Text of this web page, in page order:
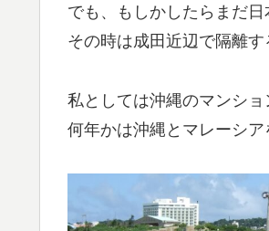
でも、もしかしたらまだ
その時は成田近辺で隔離す
私としては沖縄のマンショ
何年かは沖縄とマレーシ